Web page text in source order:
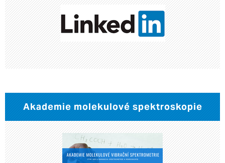
Akademie molekulové spektroskopie